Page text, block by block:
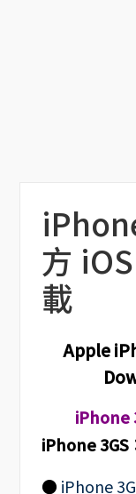
方
載
Apple
iPhone
iPhone 3GS
● iPhone